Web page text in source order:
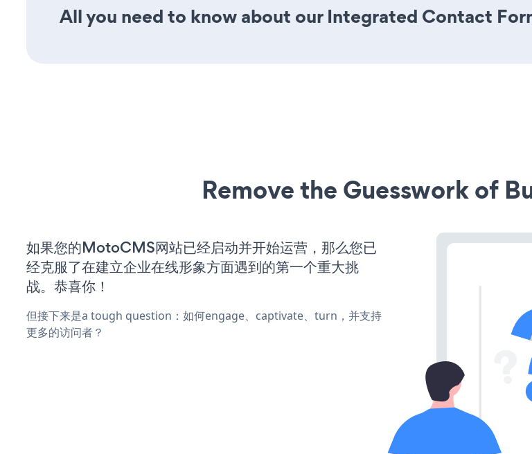
All you need to know about our Integrated Contact
Remove the Guesswork of
如果您的MotoCMS网站已经启动并开始运营，那么您已
经克服了在建立企业在线形象方面遇到的第一个重大挑
战。恭喜你！
但接下来是a tough question：如何engage、captivate、turn，并支持
更多的访问者？